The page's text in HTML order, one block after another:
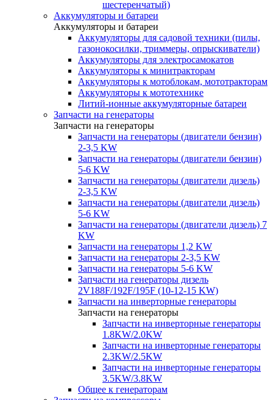
шестеренчатый)
Аккумуляторы и батареи
Аккумуляторы и батареи
Аккумуляторы для садовой техники (пилы,
газонокосилки, триммеры, опрыскиватели)
Аккумуляторы для электросамокатов
Аккумуляторы к минитракторам
Аккумуляторы к мотоблокам, мототракторам
Аккумуляторы к мототехнике
Литий-ионные аккумуляторные батареи
Запчасти на генераторы
Запчасти на генераторы
Запчасти на генераторы (двигатели бензин)
2-3,5 KW
Запчасти на генераторы (двигатели бензин)
5-6 KW
Запчасти на генераторы (двигатели дизель)
2-3,5 KW
Запчасти на генераторы (двигатели дизель)
5-6 KW
Запчасти на генераторы (двигатели дизель) 7
KW
Запчасти на генераторы 1,2 KW
Запчасти на генераторы 2-3,5 KW
Запчасти на генераторы 5-6 KW
Запчасти на генераторы дизель
2V188F/192F/195F (10-12-15 KW)
Запчасти на инверторные генераторы
Запчасти на генераторы
Запчасти на инверторные генераторы
1.8KW/2.0KW
Запчасти на инверторные генераторы
2.3KW/2.5KW
Запчасти на инверторные генераторы
3.5KW/3.8KW
Общее к генераторам